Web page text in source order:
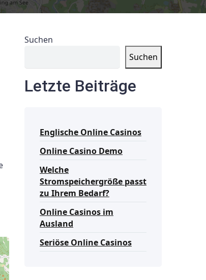
Suchen
Suchen
Letzte Beiträge
Englische Online Casinos
Online Casino Demo
Welche
Stromspeichergröße passt
zu Ihrem Bedarf?
Online Casinos im
Ausland
Seriöse Online Casinos